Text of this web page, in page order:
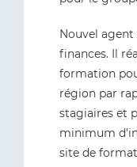
Nouvel agent
finances. Il
formation
région par
stagiaires et
minimum
site de